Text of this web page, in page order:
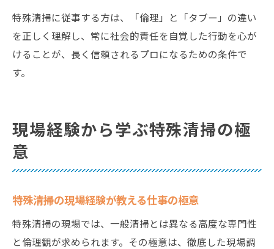
特殊清掃に従事する方は、「倫理」と「タブー」の違い
を正しく理解し、常に社会的責任を自覚した行動を心が
けることが、長く信頼されるプロになるための条件で
す。
現場経験から学ぶ特殊清掃の極
意
特殊清掃の現場経験が教える仕事の極意
特殊清掃の現場では、一般清掃とは異なる高度な専門性
と倫理観が求められます。その極意は、徹底した現場調